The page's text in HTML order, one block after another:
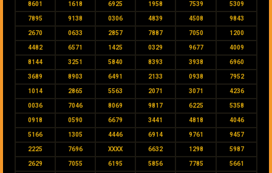
8601 1618 6925 1958 7539 5309
7895 9138 0306 4839 4508 9843
2670 0633 2857 7887 7050 1200
4482 6571 1425 0329 9677 4009
8144 3251 5840 8393 3938 6960
3689 8903 6491 2133 0938 7952
1014 2865 5563 2071 3071 4236
0036 7046 8069 9817 6225 5358
0918 0590 6679 3441 4818 4046
5166 1305 4446 6914 9761 9457
2225 7696 XXXX 6632 1298 5987
2629 7055 6195 5856 7785 5661